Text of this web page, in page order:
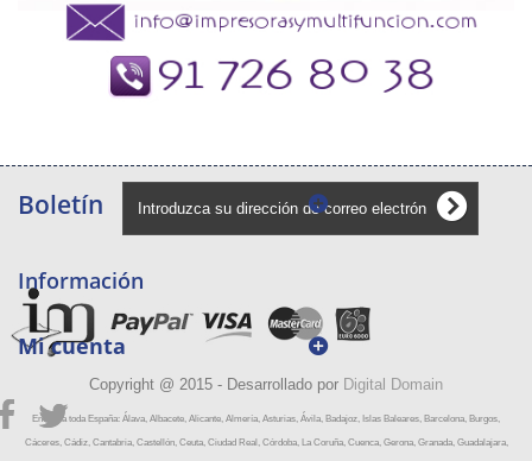
Boletín
Información
Mi cuenta
Copyright @ 2015 - Desarrollado por Digital Domain
Envíos a toda España: Álava, Albacete, Alicante, Almería, Asturias, Ávila, Badajoz, Islas Baleares, Barcelona, Burgos,
Cáceres, Cádiz, Cantabria, Castellón, Ceuta, Ciudad Real, Córdoba, La Coruña, Cuenca, Gerona, Granada, Guadalajara,